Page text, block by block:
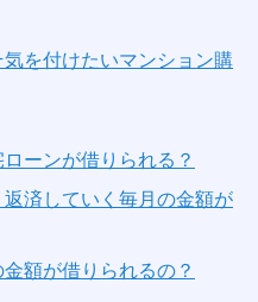
を付けたいマンション購
ーンが借りられる？
済していく毎月の金額が
額が借りられるの？